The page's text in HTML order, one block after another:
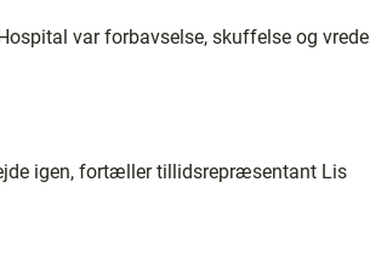
var forbavselse, skuffelse og vrede
igen, fortæller tillidsrepræsentant Lis